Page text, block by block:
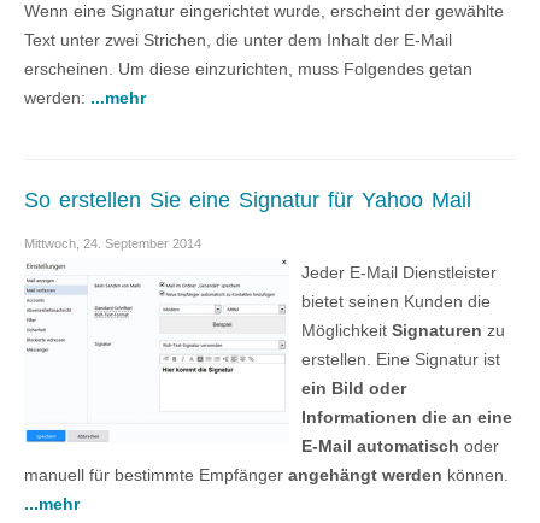
Wenn eine Signatur eingerichtet wurde, erscheint der gewählte
Text unter zwei Strichen, die unter dem Inhalt der E-Mail
erscheinen. Um diese einzurichten, muss Folgendes getan
werden: ...mehr
So erstellen Sie eine Signatur für Yahoo Mail
Mittwoch, 24. September 2014
Jeder E-Mail Dienstleister
bietet seinen Kunden die
Möglichkeit Signaturen zu
erstellen. Eine Signatur ist
ein Bild oder
Informationen die an eine
E-Mail automatisch oder
manuell für bestimmte Empfänger angehängt werden können.
...mehr